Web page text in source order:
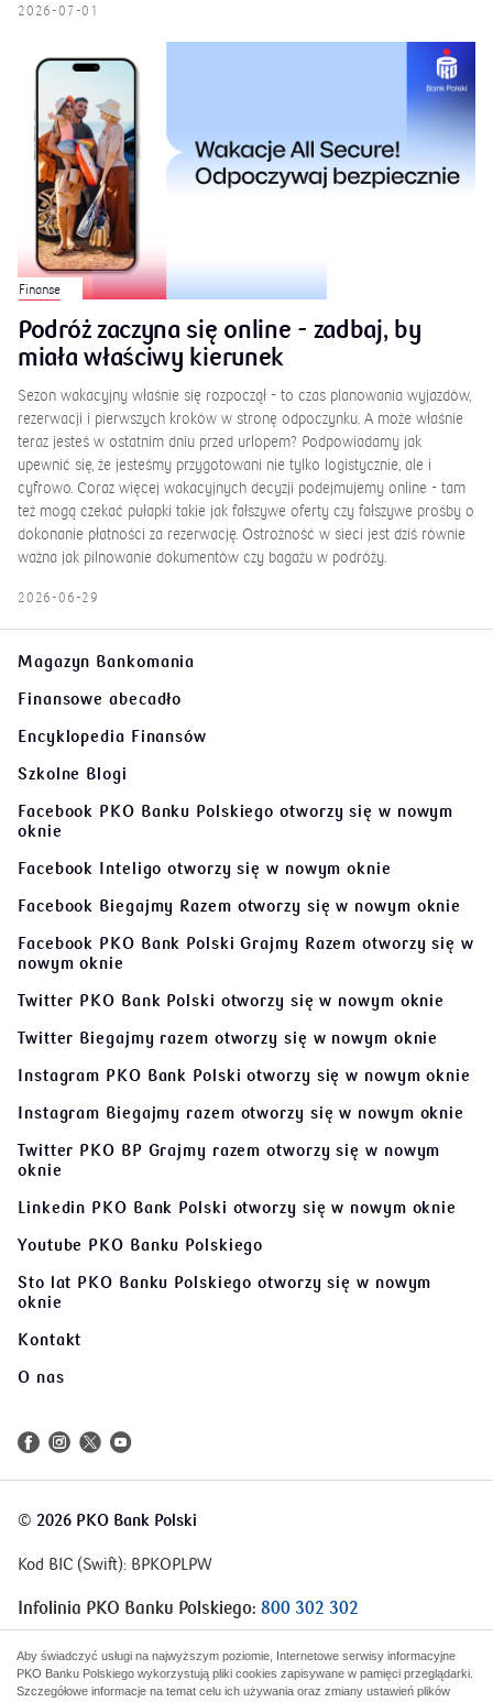
2026-07-01
Finanse
Podróż zaczyna się online - zadbaj, by
miała właściwy kierunek
Sezon wakacyjny właśnie się rozpoczął - to czas planowania wyjazdów,
rezerwacji i pierwszych kroków w stronę odpoczynku. A może właśnie
teraz jesteś w ostatnim dniu przed urlopem? Podpowiadamy jak
upewnić się, że jesteśmy przygotowani nie tylko logistycznie, ale i
cyfrowo. Coraz więcej wakacyjnych decyzji podejmujemy online - tam
też mogą czekać pułapki takie jak fałszywe oferty czy fałszywe prośby o
dokonanie płatności za rezerwację. Ostrożność w sieci jest dziś równie
ważna jak pilnowanie dokumentów czy bagażu w podróży.
2026-06-29
Magazyn Bankomania
Finansowe abecadło
Encyklopedia Finansów
Szkolne Blogi
Facebook PKO Banku Polskiego otworzy się w nowym
oknie
Facebook Inteligo otworzy się w nowym oknie
Facebook Biegajmy Razem otworzy się w nowym oknie
Facebook PKO Bank Polski Grajmy Razemotworzy się w
nowym oknie
Twitter PKO Bank Polski otworzy się w nowym oknie
Twitter Biegajmy razem otworzy się w nowym oknie
Instagram PKO Bank Polski otworzy się w nowym oknie
Instagram Biegajmy razem otworzy się w nowym oknie
Twitter PKO BP Grajmy razem otworzy się w nowym
oknie
Linkedin PKO Bank Polski otworzy się w nowym oknie
Youtube PKO Banku Polskiego
Sto lat PKO Banku Polskiego otworzy się w nowym
oknie
Kontakt
O nas
© 2026 PKO Bank Polski
Kod BIC (Swift): BPKOPLPW
Infolinia PKO Banku Polskiego: 800 302 302
Infolinia Korporacje i Samorządy:801 363 636
Aby świadczyć usługi na najwyższym poziomie, Internetowe serwisy informacyjne
PKO Banku Polskiego wykorzystują pliki cookies zapisywane w pamięci przeglądarki.
Szczegółowe informacje na temat celu ich używania oraz zmiany ustawień plików